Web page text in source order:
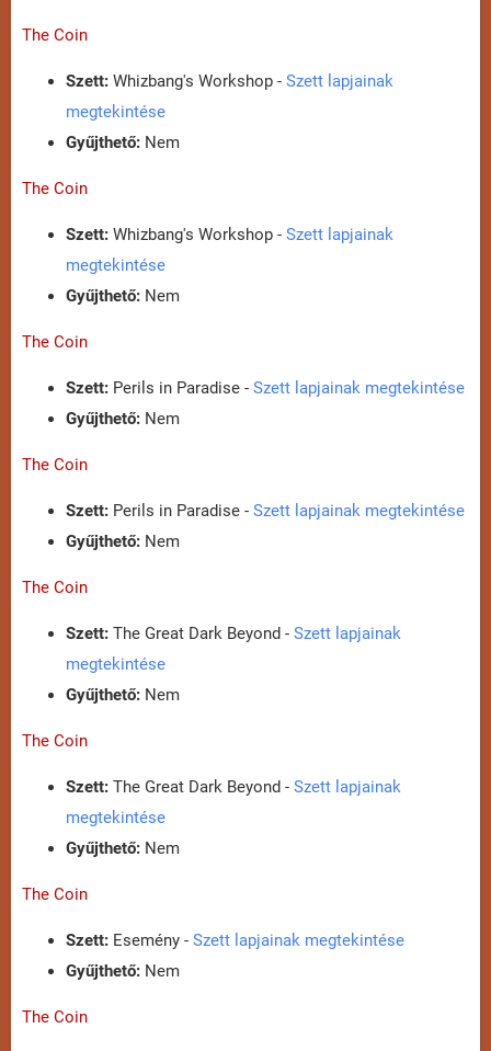
The Coin
Szett: Whizbang's Workshop - Szett lapjainak
megtekintése
Gyűjthető: Nem
The Coin
Szett: Whizbang's Workshop - Szett lapjainak
megtekintése
Gyűjthető: Nem
The Coin
Szett: Perils in Paradise - Szett lapjainak megtekintése
Gyűjthető: Nem
The Coin
Szett: Perils in Paradise - Szett lapjainak megtekintése
Gyűjthető: Nem
The Coin
Szett: The Great Dark Beyond - Szett lapjainak
megtekintése
Gyűjthető: Nem
The Coin
Szett: The Great Dark Beyond - Szett lapjainak
megtekintése
Gyűjthető: Nem
The Coin
Szett: Esemény - Szett lapjainak megtekintése
Gyűjthető: Nem
The Coin